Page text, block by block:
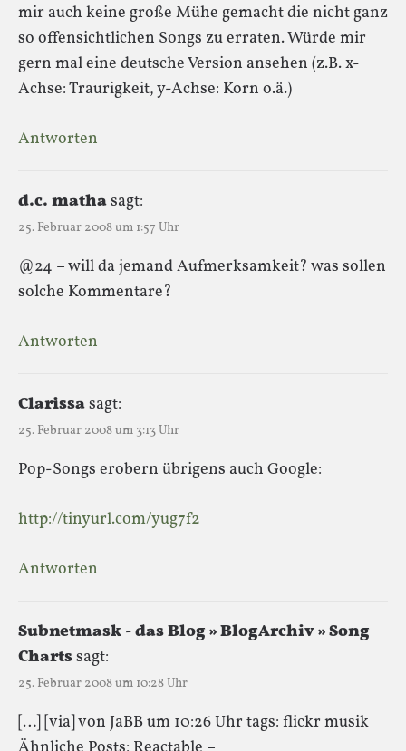
mir auch keine große Mühe gemacht die nicht ganz
so offensichtlichen Songs zu erraten. Würde mir
gern mal eine deutsche Version ansehen (z.B. x-
Achse: Traurigkeit, y-Achse: Korn o.ä.)
Antworten
d.c. mathasagt:
25. Februar 2008 um 1:57 Uhr
@24 – will da jemand Aufmerksamkeit? was sollen
solche Kommentare?
Antworten
Clarissasagt:
25. Februar 2008 um 3:13 Uhr
Pop-Songs erobern übrigens auch Google:
http://tinyurl.com/yug7f2
Antworten
Subnetmask - das Blog » BlogArchiv » Song
Chartssagt:
25. Februar 2008 um 10:28 Uhr
[…] [via] von JaBB um 10:26 Uhr tags: flickr musik